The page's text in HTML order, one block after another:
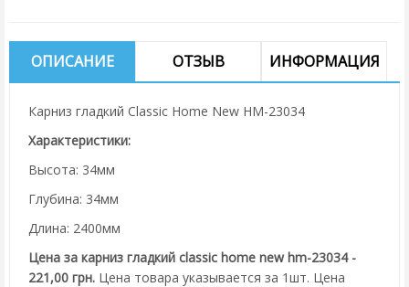
ОПИСАНИЕ ОТЗЫВ ИНФОРМАЦИЯ
Карниз гладкий Classic Home New HM-23034
Характеристики:
Высота: 34мм
Глубина: 34мм
Длина: 2400мм
Цена за карниз гладкий classic home new hm-23034 -
221,00 грн. Цена товара указывается за 1шт. Цена